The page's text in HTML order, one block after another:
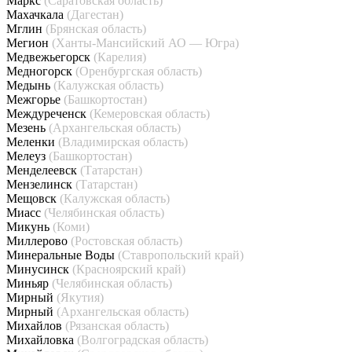
Махачкала (Дагестан)
Мглин (Брянская область)
Мегион (Ханты-Мансийский АО — Югра)
Медвежьегорск (Карелия)
Медногорск (Оренбургская область)
Медынь (Калужская область)
Межгорье (Башкортостан)
Междуреченск (Кемеровская область)
Мезень (Архангельская область)
Меленки (Владимирская область)
Мелеуз (Башкортостан)
Менделеевск (Татарстан)
Мензелинск (Татарстан)
Мещовск (Калужская область)
Миасс (Челябинская область)
Микунь (Коми)
Миллерово (Ростовская область)
Минеральные Воды (Ставропольский край)
Минусинск (Красноярский край)
Миньяр (Челябинская область)
Мирный (Якутия)
Мирный (Архангельская область)
Михайлов (Рязанская область)
Михайловка (Волгоградская область)